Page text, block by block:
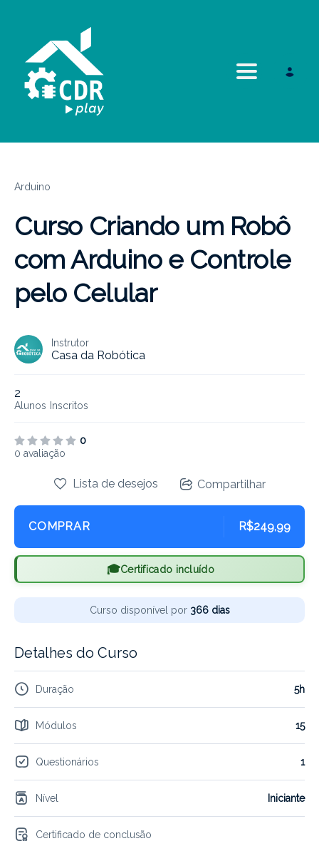
Toggle
Arduino
Curso Criando um Robô
com Arduino e Controle
pelo Celular
Instrutor
Casa da Robótica
2
Alunos Inscritos
0
0 avaliação
Lista de desejos Compartilhar
COMPRAR R$249,99
Certificado incluído
Curso disponível por 366 dias
Detalhes do Curso
Duração 5h
Módulos 15
Questionários 1
Nível Iniciante
Certificado de conclusão